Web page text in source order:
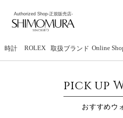
Authorized Shop-正規販売店-
時計 ROLEX 取扱ブランド Online
pick up
おすすめウ